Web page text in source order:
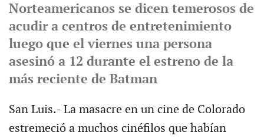
Norteamericanos se dicen temerosos de
acudir a centros de entretenimiento
luego que el viernes una persona
asesinó a 12 durante el estreno de la
más reciente de Batman
San Luis.- La masacre en un cine de Colorado
estremeció a muchos cinéfilos que habían